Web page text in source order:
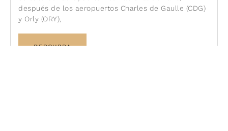
después de los aeropuertos Charles de Gaulle (CDG)
y Orly (ORY),
DESCUBRA